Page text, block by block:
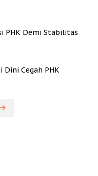
PHK Demi Stabilitas
Cegah PHK